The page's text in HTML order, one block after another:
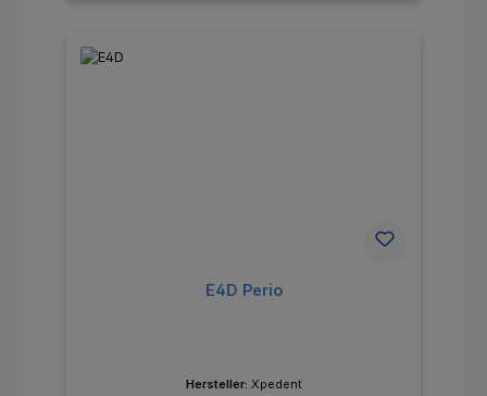
E4D Perio
Hersteller: Xpedent